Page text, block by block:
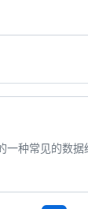
种常见的数据